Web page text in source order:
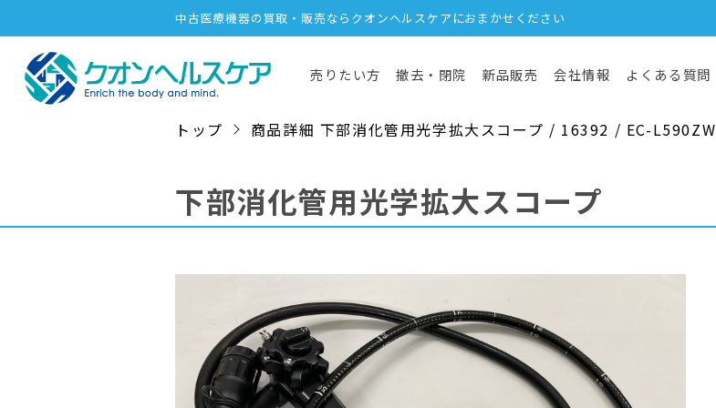
中古医療機器の買取・販売ならクオンヘルスケアにおまかせください
売りたい方 撤去・閉院 新品販売 会社情報 よくある質問
トップ 商品詳細 下部消化管用光学拡大スコープ / 16392 / EC-L590ZW
下部消化管用光学拡大スコープ